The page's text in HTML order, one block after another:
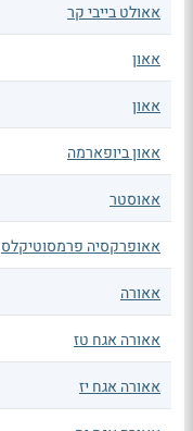
אאולט בייבי קר
אאון
אאון
אאון ביופארמה
אאוסטר
אאופרקסיה פרמסוטיקלס
אאורה
אאורה אגח טז
אאורה אגח יז